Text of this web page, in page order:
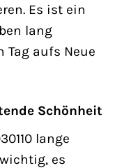
Es ist ein
lang
Tag aufs Neue
Schönheit
lange
es